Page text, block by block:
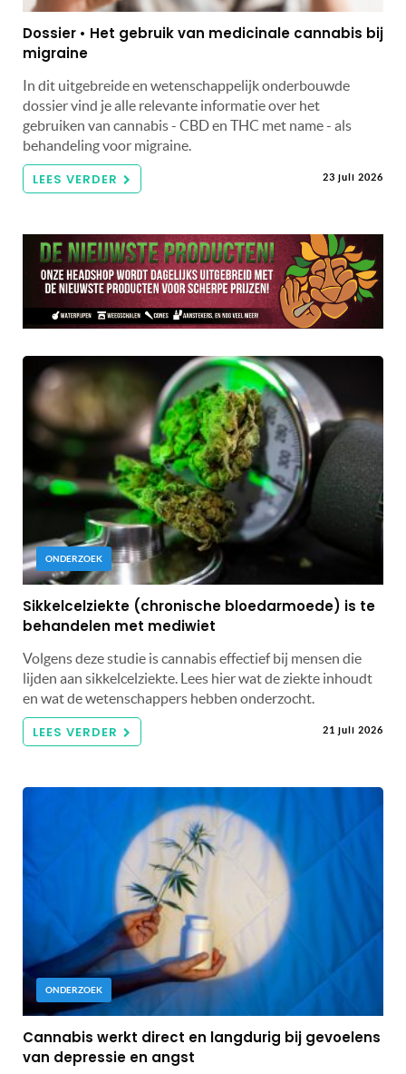
Dossier • Het gebruik van medicinale cannabis bij
migraine
In dit uitgebreide en wetenschappelijk onderbouwde
dossier vind je alle relevante informatie over het
gebruiken van cannabis - CBD en THC met name - als
behandeling voor migraine.
LEES VERDER 23 juli 2026
ONDERZOEK
Sikkelcelziekte (chronische bloedarmoede) is te
behandelen met mediwiet
Volgens deze studie is cannabis effectief bij mensen die
lijden aan sikkelcelziekte. Lees hier wat de ziekte inhoudt
en wat de wetenschappers hebben onderzocht.
LEES VERDER 21 juli 2026
ONDERZOEK
Cannabis werkt direct en langdurig bij gevoelens
van depressie en angst